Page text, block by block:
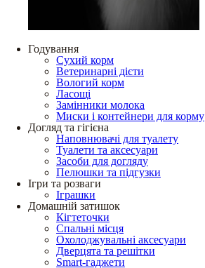
Годування
Сухий корм
Ветеринарні дієти
Вологий корм
Ласощі
Замінники молока
Миски і контейнери для корму
Догляд та гігієна
Наповнювачі для туалету
Туалети та аксесуари
Засоби для догляду
Пелюшки та підгузки
Ігри та розваги
Іграшки
Домашній затишок
Кігтеточки
Спальні місця
Охолоджувальні аксесуари
Дверцята та решітки
Smart-гаджети